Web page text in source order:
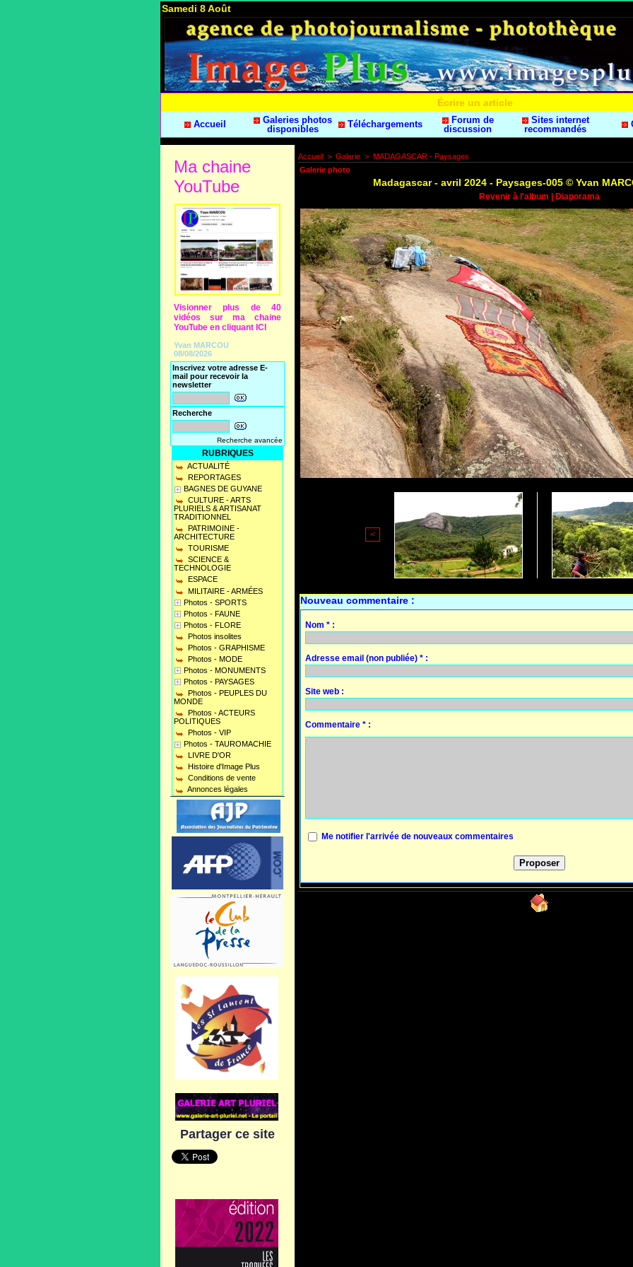
Samedi 8 Août
Écrire un article
Accueil
Galeries photos
disponibles
Téléchargements
Forum de
discussion
Sites internet
recommandés
Ma chaine
YouTube
Visionner plus de 40
vidéos sur ma chaine
YouTube en cliquant ICI
Yvan MARCOU
08/08/2026
Inscrivez votre adresse E-
mail pour recevoir la
newsletter
Recherche
Recherche avancée
RUBRIQUES
ACTUALITÉ
REPORTAGES
BAGNES DE GUYANE
CULTURE - ARTS
PLURIELS & ARTISANAT
TRADITIONNEL
PATRIMOINE -
ARCHITECTURE
TOURISME
SCIENCE &
TECHNOLOGIE
ESPACE
MILITAIRE - ARMÉES
Photos - SPORTS
Photos - FAUNE
Photos - FLORE
Photos insolites
Photos - GRAPHISME
Photos - MODE
Photos - MONUMENTS
Photos - PAYSAGES
Photos - PEUPLES DU
MONDE
Photos - ACTEURS
POLITIQUES
Photos - VIP
Photos - TAUROMACHIE
LIVRE D'OR
Histoire d'Image Plus
Conditions de vente
Annonces légales
Partager ce site
Accueil > Galerie > MADAGASCAR - Paysages
Galerie photo
Madagascar - avril 2024 - Paysages-005 © Yvan
Revenir à l'album Diaporama
<
Nouveau commentaire :
Nom * :
Adresse email (non publiée) * :
Site web :
Commentaire * :
Me notifier l'arrivée de nouveaux commentaires